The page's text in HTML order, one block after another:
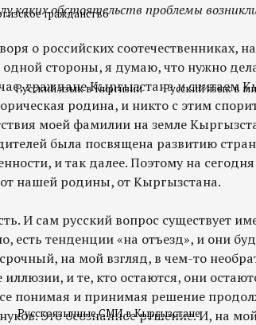
гражданство
Русский язык в Киргизии Русский язык в
Русскоязычные СМИ в Кыргызстане
каких обстоятельств проблемы
о российских соотечественниках,
стороны, я думаю, что нужно
граждане Кыргызстана и считаем
родина, и никто с этим
моей фамилии на земле
была посвящена развитию
и так далее. Поэтому на
нашей родины, от Кыргызстана.
И сам русский вопрос существует
есть тенденции «на отъезд», и они
на мой взгляд, в чем-то
иллюзии, и те, кто остаются, они
понимая и принимая решение
Это осознанное решение. И, на